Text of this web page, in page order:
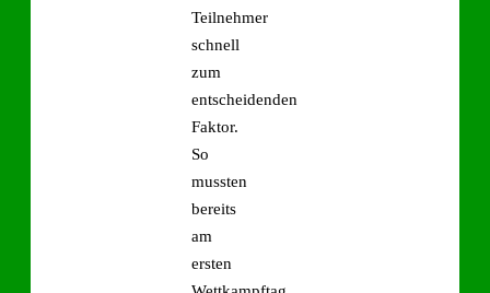
Teilnehmer
schnell
zum
entscheidenden
Faktor.
So
mussten
bereits
am
ersten